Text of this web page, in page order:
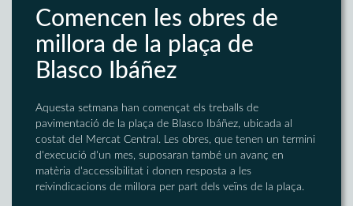
Comencen les obres de
millora de la plaça de
Blasco Ibáñez
Aquesta setmana han començat els treballs de
pavimentació de la plaça de Blasco Ibáñez, ubicada al
costat del Mercat Central. Les obres, que tenen un termini
d'execució d'un mes, suposaran també un avanç en
matèria d'accessibilitat i donen resposta a les
reivindicacions de millora per part dels veïns de la plaça.